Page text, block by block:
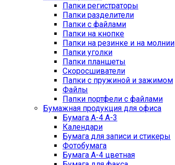
Папки регистраторы
Папки разделители
Папки с файлами
Папки на кнопке
Папки на резинке и на молнии
Папки уголки
Папки планшеты
Скоросшиватели
Папки с пружиной и зажимом
Файлы
Папки портфели с файлами
Бумажная продукция для офиса
Бумага А-4 А-3
Календари
Бумага для записи и стикеры
Фотобумага
Бумага А-4 цветная